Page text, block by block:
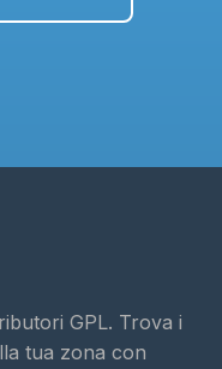
GPL. Trova i
tua zona con